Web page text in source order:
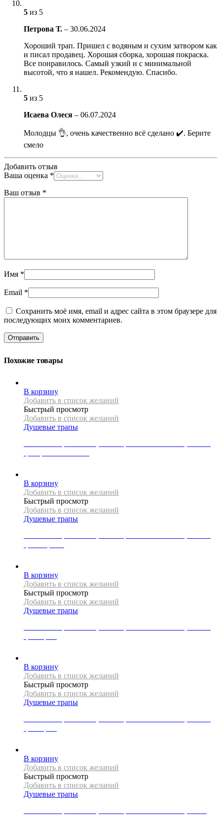
5 из 5
Петрова Т. – 30.06.2024
Хороший трап. Пришел с водяным и сухим затвором как
и писал продавец. Хорошая сборка, хорошая покраска.
Все понравилось. Самый узкий и с минимальной
высотой, что я нашел. Рекомендую. Спасибо.
5 из 5
Исаева Олеся – 06.07.2024
Молодцы 👌, очень качественно всё сделано ✔️. Берите
смело
Добавить отзыв
Ваша оценка *
Ваш отзыв *
Имя *
Email *
Сохранить моё имя, email и адрес сайта в этом браузере для
последующих моих комментариев.
Похожие товары
В корзину
Добавить в список желаний
Быстрый просмотр
Добавить в список желаний
Душевые трапы
В корзину
Добавить в список желаний
Быстрый просмотр
Добавить в список желаний
Душевые трапы
В корзину
Добавить в список желаний
Быстрый просмотр
Добавить в список желаний
Душевые трапы
В корзину
Добавить в список желаний
Быстрый просмотр
Добавить в список желаний
Душевые трапы
В корзину
Добавить в список желаний
Быстрый просмотр
Добавить в список желаний
Душевые трапы